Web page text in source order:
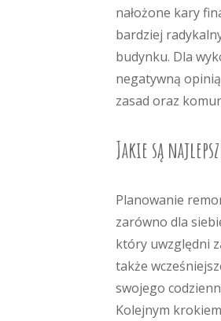
nałożone kary
bardziej
budynku. Dla
negatywną
zasad oraz
Jakie są
Planowanie
zarówno dla
który uwzględni
także
swojego
Kolejnym